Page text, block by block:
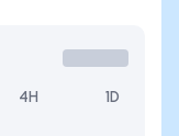
4H 1D